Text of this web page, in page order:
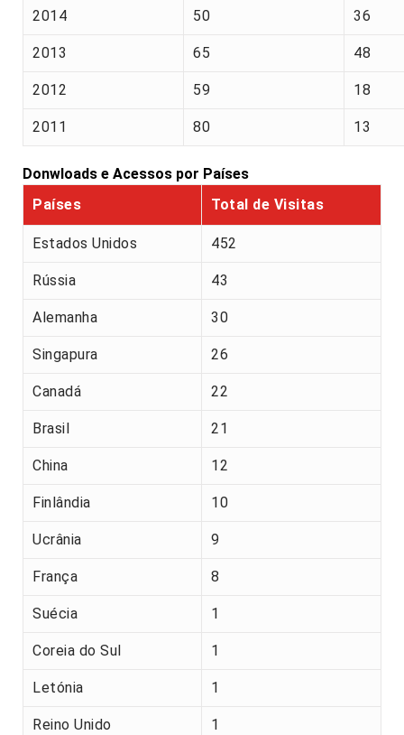
2014 50 36
2013 65 48
2012 59 18
2011 80 13
Donwloads e Acessos por Países
Países
Total de Visitas
Estados Unidos 452
Rússia 43
Alemanha 30
Singapura 26
Canadá 22
Brasil 21
China 12
Finlândia 10
Ucrânia 9
França 8
Suécia 1
Coreia do Sul 1
Letónia 1
Reino Unido 1